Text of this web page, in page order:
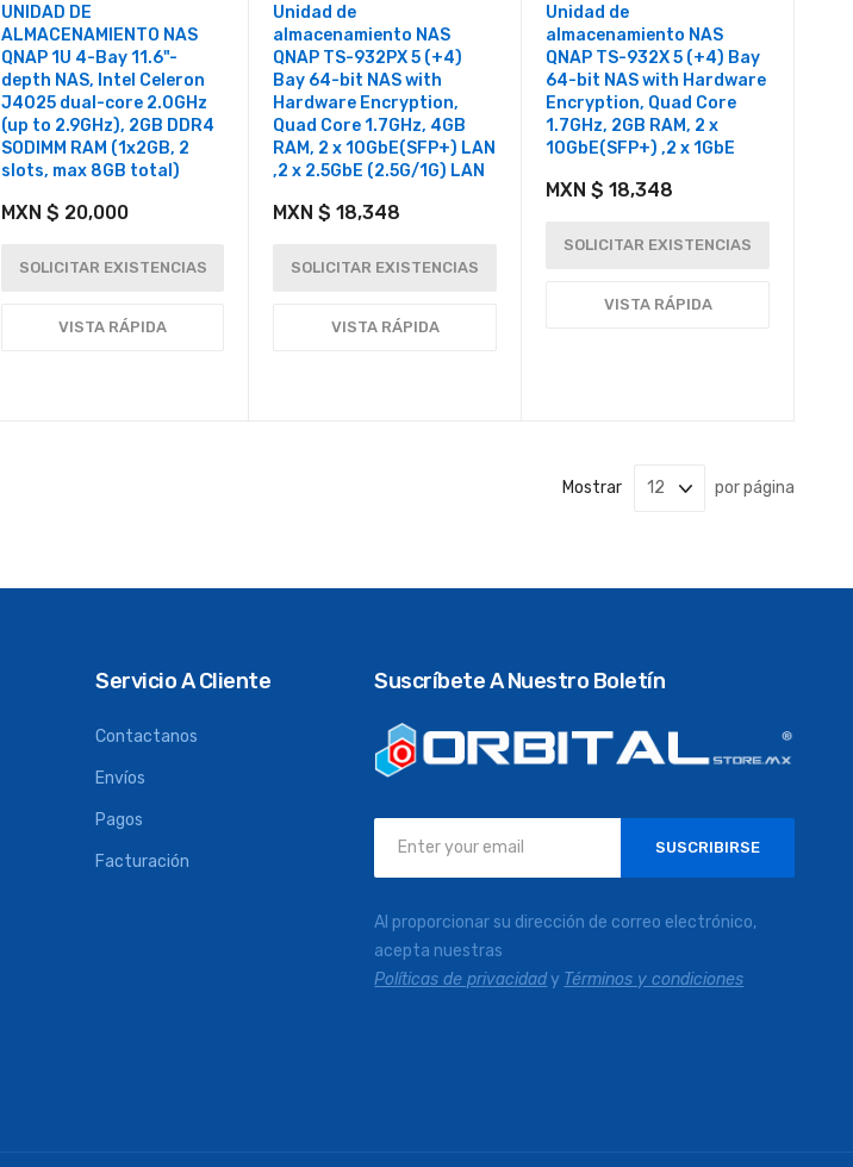
UNIDAD DE
ALMACENAMIENTO NAS
QNAP 1U 4-Bay 11.6"-
depth NAS, Intel Celeron
J4025 dual-core 2.0GHz
(up to 2.9GHz), 2GB DDR4
SODIMM RAM (1x2GB, 2
slots, max 8GB total)
MXN $ 20,000
SOLICITAR EXISTENCIAS
VISTA RÁPIDA
Unidad de
almacenamiento NAS
QNAP TS-932PX 5 (+4)
Bay 64-bit NAS with
Hardware Encryption,
Quad Core 1.7GHz, 4GB
RAM, 2 x 10GbE(SFP+) LAN
,2 x 2.5GbE (2.5G/1G) LAN
MXN $ 18,348
SOLICITAR EXISTENCIAS
VISTA RÁPIDA
Unidad de
almacenamiento NAS
QNAP TS-932X 5 (+4) Bay
64-bit NAS with Hardware
Encryption, Quad Core
1.7GHz, 2GB RAM, 2 x
10GbE(SFP+) ,2 x 1GbE
MXN $ 18,348
SOLICITAR EXISTENCIAS
VISTA RÁPIDA
Mostrar por página
Servicio A Cliente
Contactanos
Envíos
Pagos
Facturación
Suscríbete A Nuestro Boletín
boletín
de
noticias:
SUSCRIBIRSE
Al proporcionar su dirección de correo electrónico,
acepta nuestras
Políticas de privacidady Términos y condiciones